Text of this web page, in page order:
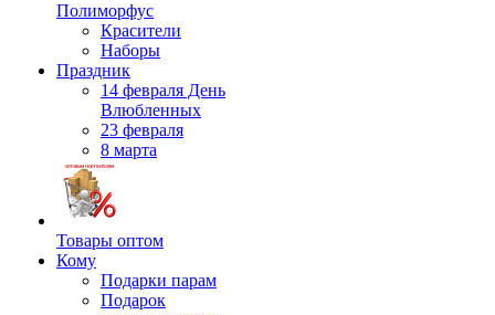
Полиморфус
Красители
Наборы
Праздник
14 февраля День
Влюбленных
23 февраля
8 марта
Товары оптом
Кому
Подарки парам
Подарок